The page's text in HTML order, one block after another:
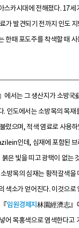
스카시대에 전해졌다. 17세
가 발견되기 전까지 인도
한때 포도주를 착색할 때
에서는 그 생산지가 소방국
. 인도에서는 소방목의 목재
렀으며, 적색 염료로 사용
인데, 심재에 포함된 브
은 빛을 띠고 광택이 없는
방목의 심재는 황적갈색을
색소가 얻어진다. 이것으로
임원경제지林園經濟志』
어 목홍색으로 염색한다고